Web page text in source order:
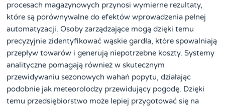
procesach magazynowych przynosi wymierne rezultaty,
które są porównywalne do efektów wprowadzenia pełnej
automatyzacji. Osoby zarządzające mogą dzięki temu
precyzyjnie zidentyfikować wąskie gardła, które spowalniają
przepływ towarów i generują niepotrzebne koszty. Systemy
analityczne pomagają również w skutecznym
przewidywaniu sezonowych wahań popytu, działając
podobnie jak meteorolodzy przewidujący pogodę. Dzięki
temu przedsiębiorstwo może lepiej przygotować się na